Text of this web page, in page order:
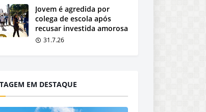
Jovem é agredida por
colega de escola após
recusar investida amorosa
31.7.26
EM DESTAQUE